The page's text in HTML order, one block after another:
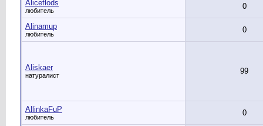
Aliceflods
любитель 0
Alinamup
любитель 0
Aliskaer
натуралист 99
AllinkaFuP
любитель 0